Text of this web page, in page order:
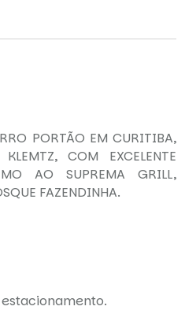
PORTÃO EM CURITIBA,
COM EXCELENTE
AO SUPREMA GRILL,
FAZENDINHA.